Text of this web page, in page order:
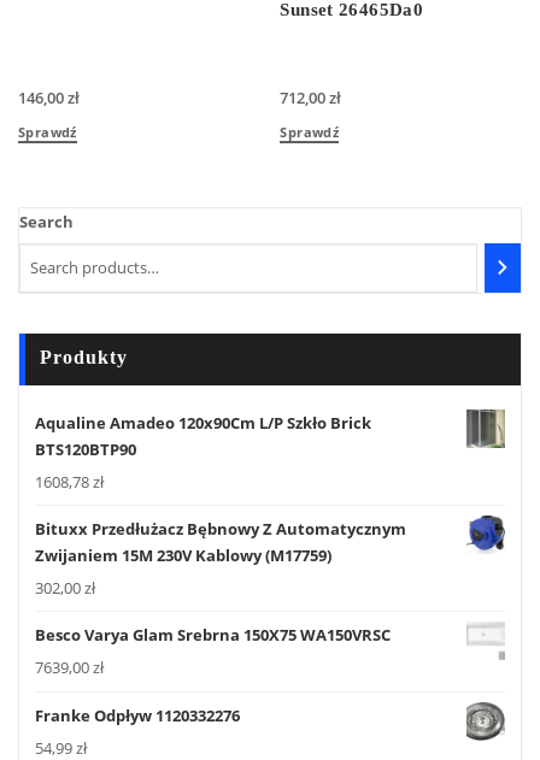
146,00zł
Sprawdź
Sunset 26465Da0
712,00zł
Sprawdź
Search
Produkty
Aqualine Amadeo 120x90Cm L/P Szkło Brick
BTS120BTP90
1608,78zł
Bituxx Przedłużacz Bębnowy Z Automatycznym
Zwijaniem 15M 230V Kablowy (M17759)
302,00zł
Besco Varya Glam Srebrna 150X75 WA150VRSC
7639,00zł
Franke Odpływ 1120332276
54,99zł